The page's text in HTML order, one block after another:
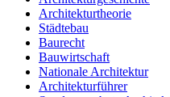
Architekturtheorie
Städtebau
Baurecht
Bauwirtschaft
Nationale Architektur
Architekturführer